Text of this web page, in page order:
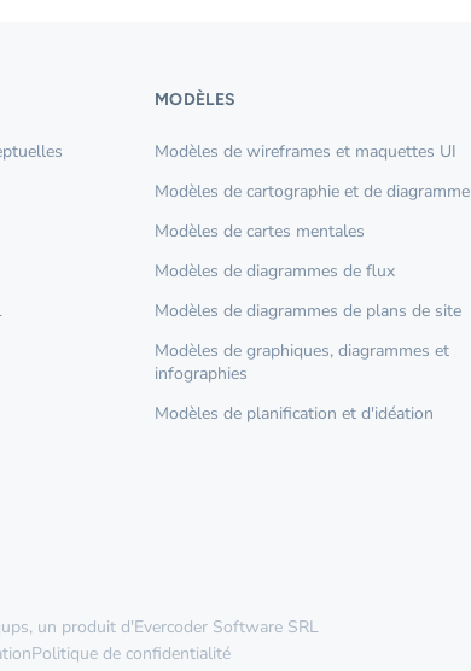
MODÈLES
Modèles de wireframes et maquettes UI
Modèles de cartographie et de diagramme
Modèles de cartes mentales
Modèles de diagrammes de flux
Modèles de diagrammes de plans de site
Modèles de graphiques, diagrammes et
infographies
Modèles de planification et d'idéation
un produit d'Evercoder Software SRL
Politique de confidentialité